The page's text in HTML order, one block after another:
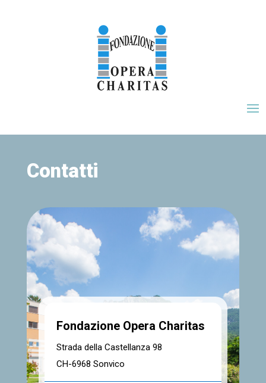
Contatti
Fondazione Opera Charitas
Strada della Castellanza 98
CH-6968 Sonvico